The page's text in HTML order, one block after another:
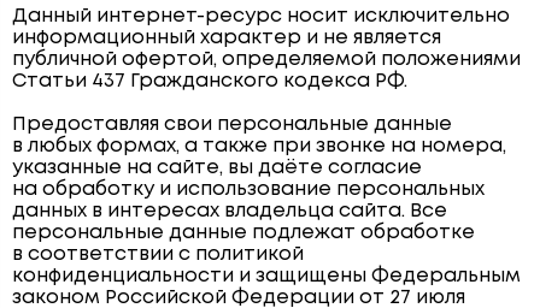
Данный интернет-ресурс носит исключительно
информационный характер и не является
публичной офертой, определяемой положениями
Статьи 437 Гражданского кодекса РФ.
Предоставляя свои персональные данные
в любых формах, а также при звонке на номера,
указанные на сайте, вы даёте согласие
на обработку и использование персональных
данных в интересах владельца сайта. Все
персональные данные подлежат обработке
в соответствии с политикой
конфиденциальности и защищены Федеральным
законом Российской Федерации от 27 июля